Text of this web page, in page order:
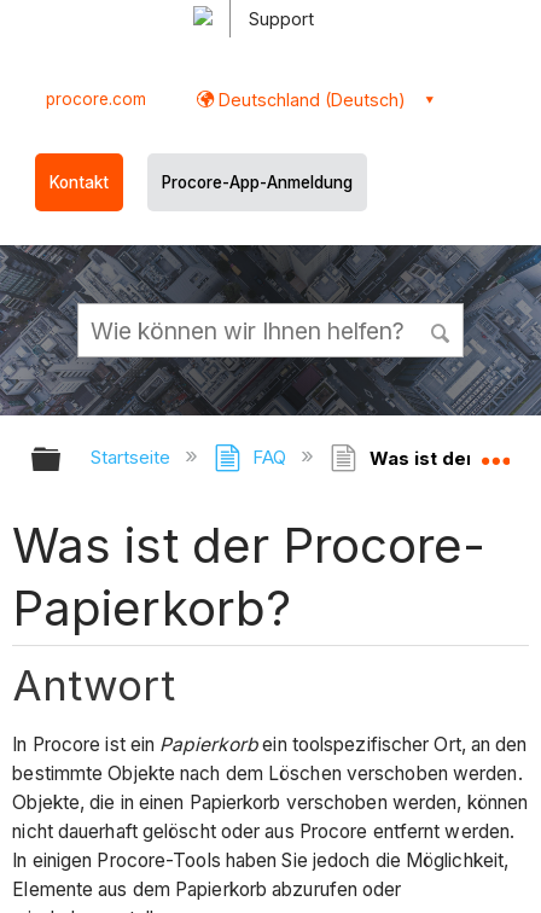
Support
procore.com Deutschland (Deutsch)
Kontakt Procore-App-Anmeldung
Globale Hierarchie auf- und
Startseite FAQ Was ist der
Was ist der Procore-
Papierkorb?
Antwort
In Procore ist ein Papierkorbein toolspezifischer Ort, an den
bestimmte Objekte nach dem Löschen verschoben werden.
Objekte, die in einen Papierkorb verschoben werden, können
nicht dauerhaft gelöscht oder aus Procore entfernt werden.
In einigen Procore-Tools haben Sie jedoch die Möglichkeit,
Elemente aus dem Papierkorb abzurufen oder